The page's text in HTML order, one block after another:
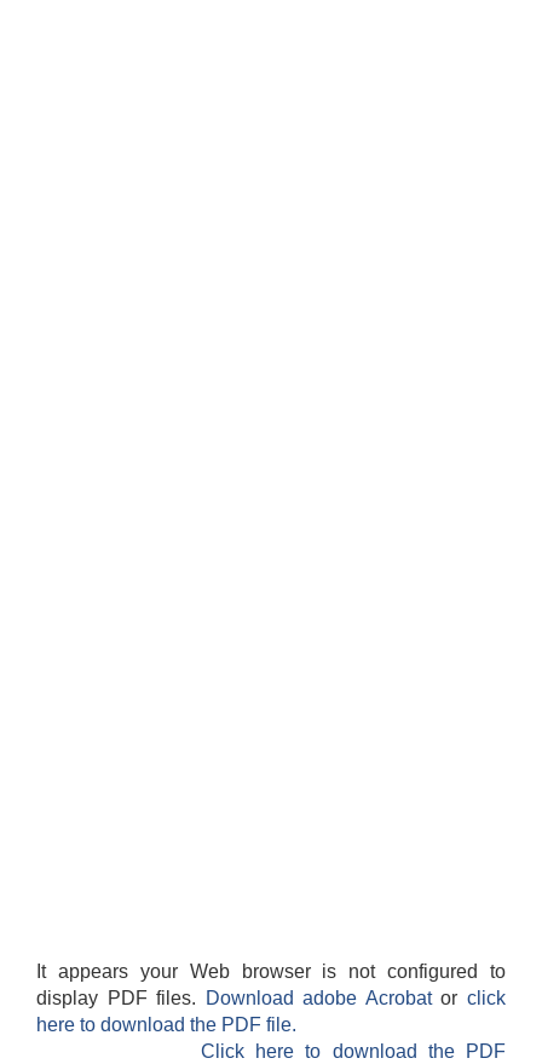
It appears your Web browser is not configured to
display PDF files.
Download adobe Acrobatorclick
here to download the PDF file.
Click here to download the PDF